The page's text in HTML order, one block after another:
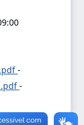
-
-